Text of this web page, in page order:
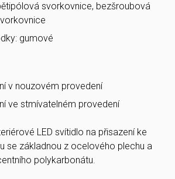
svorkovnice, bezšroubová
gumové
v nouzovém provedení
ve stmívatelném provedení
LED svítidlo na přisazení ke
se základnou z ocelového plechu a
polykarbonátu.